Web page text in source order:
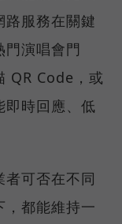
路服務在關鍵
演唱會門
QR Code，或
即時回應、低
可否在不同
，都能維持一